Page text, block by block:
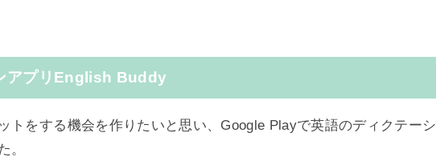
アプリEnglish Buddy
トをする機会を作りたいと思い、Google Playで英語のディクテーシ
。